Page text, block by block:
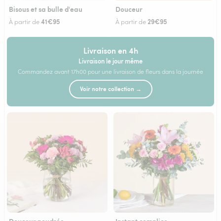
Bisous et sa bulle d'eau
À partir de41€95
Douceur
À partir de29€95
Livraison en 4h
Livraison le jour même
Commandez avant 17h00 pour une livraison de fleurs dans la journée
Voir notre collection →